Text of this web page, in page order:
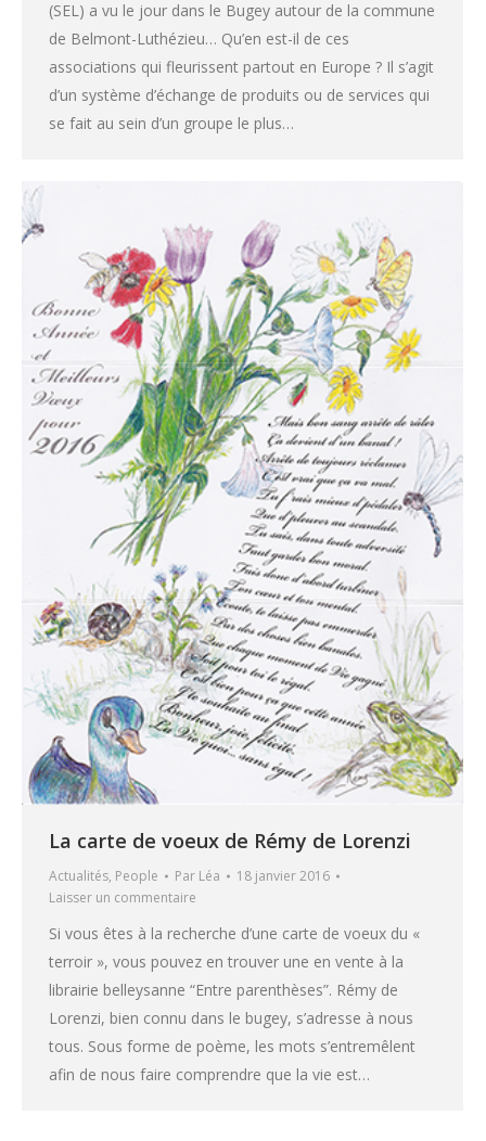
(SEL) a vu le jour dans le Bugey autour de la commune
de Belmont-Luthézieu… Qu’en est-il de ces
associations qui fleurissent partout en Europe ? Il s’agit
d’un système d’échange de produits ou de services qui
se fait au sein d’un groupe le plus…
La carte de voeux de Rémy de Lorenzi
Actualités, People Par Léa
18 janvier 2016
Laisser un commentaire
Si vous êtes à la recherche d’une carte de voeux du «
terroir », vous pouvez en trouver une en vente à la
librairie belleysanne “Entre parenthèses”. Rémy de
Lorenzi, bien connu dans le bugey, s’adresse à nous
tous. Sous forme de poème, les mots s’entremêlent
afin de nous faire comprendre que la vie est…